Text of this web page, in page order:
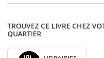
TROUVEZ CE LIVRE CHEZ
QUARTIER